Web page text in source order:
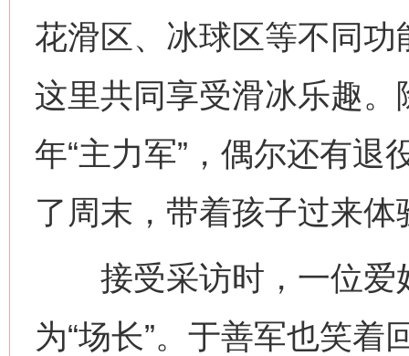
花滑区、冰球区等不同
这里共同享受滑冰乐趣
年“主力军”，偶尔还有退
了周末，带着孩子过来
接受采访时，一位爱
为“场长”。于善军也笑着